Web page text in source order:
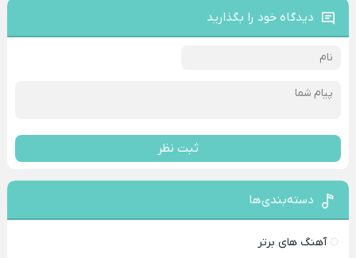
دیدگاه خود را بگذارید
ثبت نظر
دسته‌بندی‌ها
آهنگ های برتر